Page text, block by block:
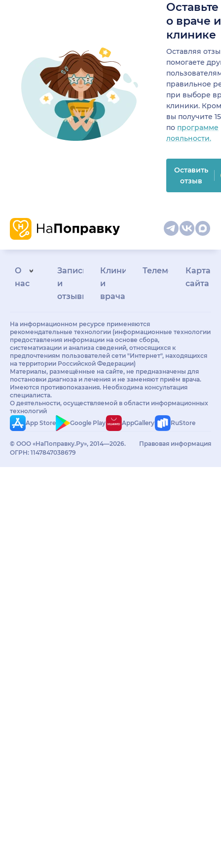
о враче
клинике
Оставляя
помогаете
правильное
при выборе
клиники.
вы получите
по программе
лояльности.
Оставить
отзыв
О
нас
Запись
и
отзывы
Клиникам
и
врачам
Телемедицина
Карта
сайта
На информационном ресурсе применяются
рекомендательные технологии (информационные технологии
предоставления информации на основе сбора,
систематизации и анализа сведений, относящихся к
предпочтениям пользователей сети "Интернет", находящихся
на территории Российской Федерации)
Материалы, размещённые на сайте, не предназначены для
постановки диагноза и лечения и не заменяют приём врача.
Имеются противопоказания. Необходима консультация
специалиста.
О деятельности, осуществляемой в области информационных
технологий
App Store
Google Play AppGallery RuStore
© ООО «НаПоправку.Ру», 2014—2026.
ОГРН: 1147847038679
Правовая информация